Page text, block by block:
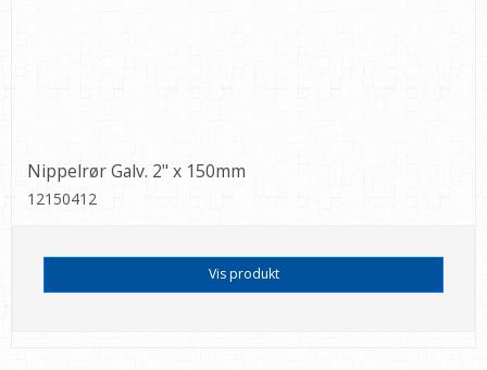
Nippelrør Galv. 2" x 150mm
12150412
Vis produkt